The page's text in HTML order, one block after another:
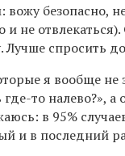
безопасно,
не
Лучше спросить
я вообще не
то налево?», а
в 95%
и в последний